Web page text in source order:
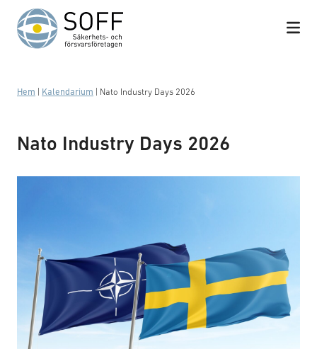
Hoppa till innehåll
Hem Kalendarium Nato Industry Days 2026
Nato Industry Days 2026
Flaggor: Nato och Sverige